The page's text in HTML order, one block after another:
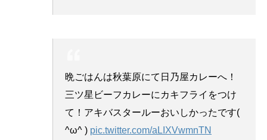
晩ごはんは秋葉原にて日乃屋カレーへ！
三ツ星ビーフカレーにカキフライをつけ
て！アキバスタールーおいしかったです(
^ω^ ) pic.twitter.com/aLIXVwmnTN